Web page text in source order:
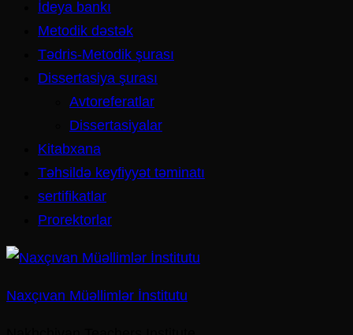
İdeya bankı
Metodik dəstək
Tədris-Metodik şurası
Dissertasiya şurası
Avtoreferatlar
Dissertasiyalar
Kitabxana
Təhsildə keyfiyyət təminatı
sertifikatlar
Prorektorlar
Naxçıvan Müəllimlər İnstitutu